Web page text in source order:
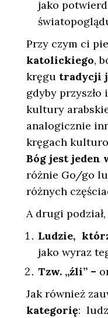
jako
Przy czym ci
katolickiego,
kręgu tradycji
gdyby
kultury
analogicznie
kręgach
Bóg jest jeden
różnie Go/go
różnych
A drugi
Ludzie,
jako wyraz
Tzw. „źli” –
Jak również
kategorię: